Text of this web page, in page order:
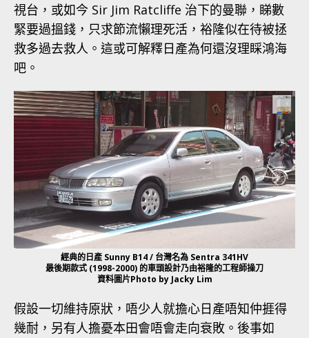
視台，或如今 Sir Jim Ratcliffe 治下的曼聯，睇數
緊要過搵錢，只求節流懶理死活，裕隆似在待被拯
救多過去救人。這或可解釋日產為何還沒理睬鴻海
吧。
經典的日產 Sunny B14 / 台灣名為 Sentra 341HV
最後期款式 (1998-2000) 的車頭設計乃由裕隆的工程師操刀
資料圖片Photo by Jacky Lim
假設一切維持原狀，唔少人就擔心日產唔知仲捱得
幾耐，另有人擔憂本田會唔會走向衰敗。後事如